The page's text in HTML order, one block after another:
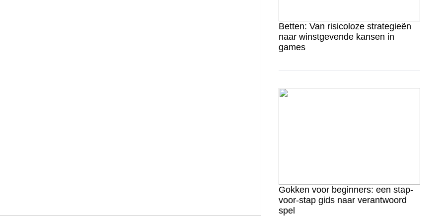
Betten: Van risicoloze strategieën
naar winstgevende kansen in
games
Gokken voor beginners: een stap-
voor-stap gids naar verantwoord
spel